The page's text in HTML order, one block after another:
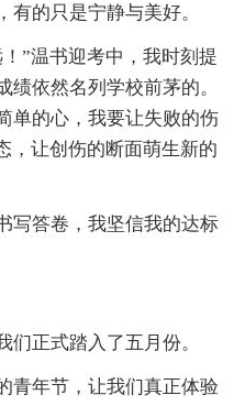
的只是宁静与美好。
”温书迎考中，我时刻提
依然名列学校前茅的。
单的心，我要让失败的伤
，让创伤的断面萌生新的
写答卷，我坚信我的达标
正式踏入了五月份。
青年节，让我们真正体验